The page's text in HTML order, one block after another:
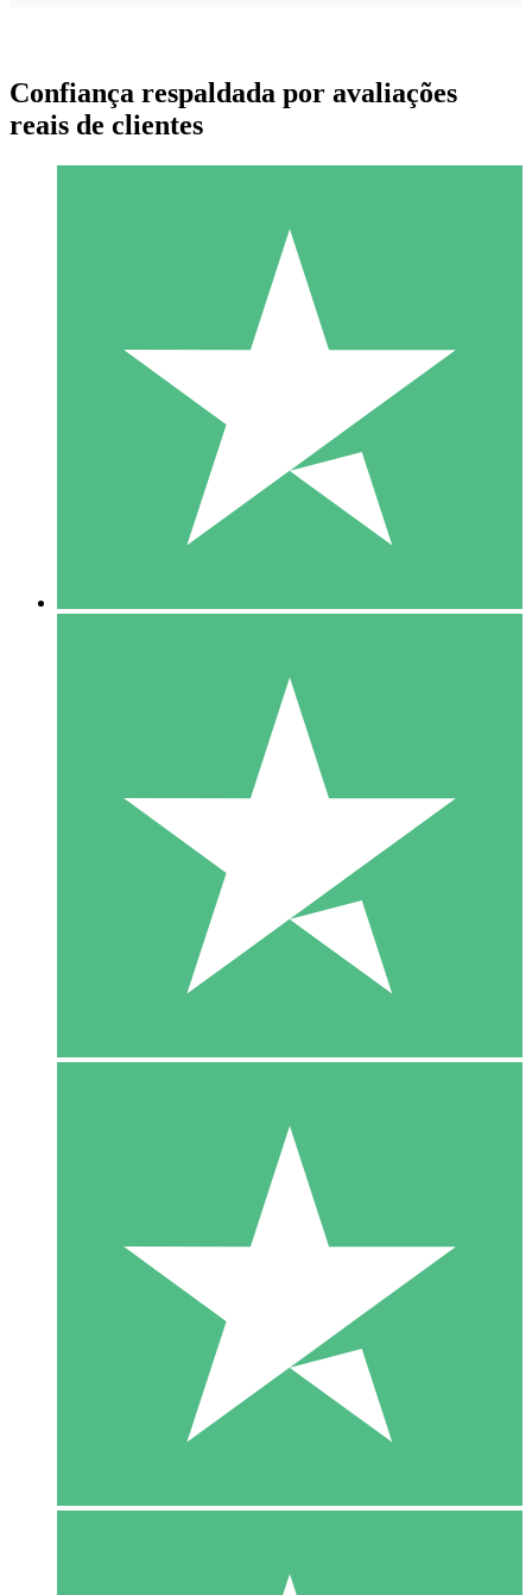
Pacotes de Créditos Individuais
Pague conforme o uso com créditos de download. Sem
1000
10 Downloads
20 00
Confiança respaldada por avaliações
reais de clientes